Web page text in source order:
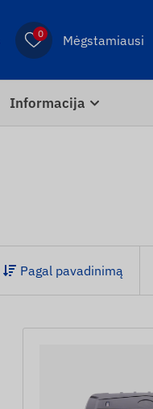
0 Mėgstamiausi
Informacija
Pagal pavadinimą